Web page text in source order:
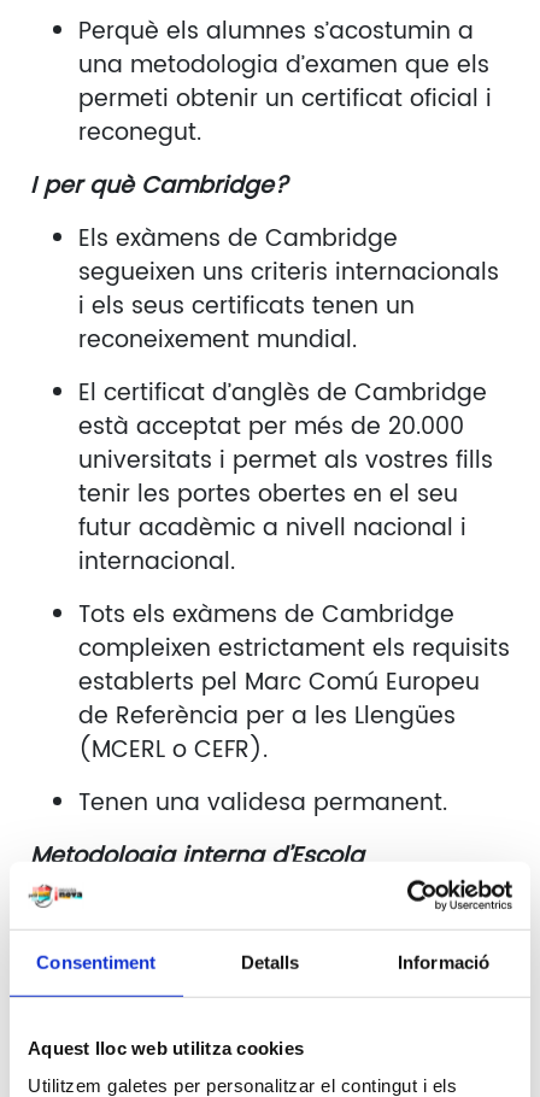
Consentiment Detalls Informació
Aquest lloc web utilitza cookies
Utilitzem galetes per personalitzar el contingut i els
Perquè els alumnes s’acostumin a
una metodologia d’examen que els
permeti obtenir un certificat oficial i
reconegut.
I per què Cambridge?
Els exàmens de Cambridge
segueixen uns criteris internacionals
i els seus certificats tenen un
reconeixement mundial.
El certificat d’anglès de Cambridge
està acceptat per més de 20.000
universitats i permet als vostres fills
tenir les portes obertes en el seu
futur acadèmic a nivell nacional i
internacional.
Tots els exàmens de Cambridge
compleixen estrictament els requisits
establerts pel Marc Comú Europeu
de Referència per a les Llengües
(MCERL o CEFR).
Tenen una validesa permanent.
Metodologia interna d’Escola
El contingut de l’examen de Cambridge
engloba les quatre habilitats (speaking,
reading, listening i writing).
preparats, treballem els exàmens de